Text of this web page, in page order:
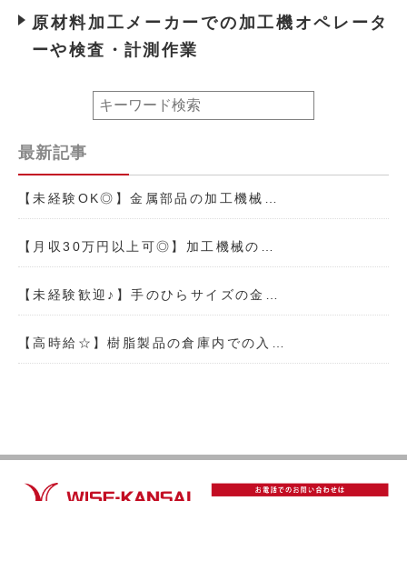
原材料加工メーカーでの加工機オペレータ
ーや検査・計測作業
最新記事
【未経験OK◎】金属部品の加工機械…
【月収30万円以上可◎】加工機械の…
【未経験歓迎♪】手のひらサイズの金…
【高時給☆】樹脂製品の倉庫内での入…